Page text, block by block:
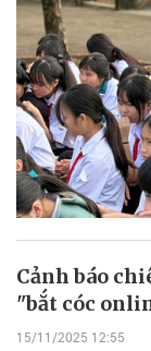
Cảnh báo
"bắt cóc
15/11/2025 12:55